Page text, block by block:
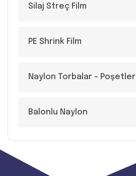
Silaj Streç Film
PE Shrink Film
Naylon Torbalar – Poşetler
Balonlu Naylon